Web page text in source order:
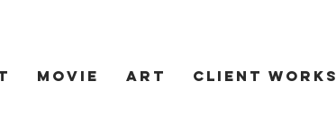
MOVIE ART CLIENT WORKS